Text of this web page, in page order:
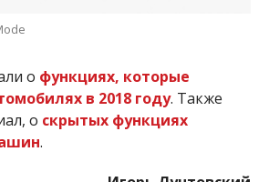
о функциях, которые
в 2018 году. Также
о скрытых функциях
.